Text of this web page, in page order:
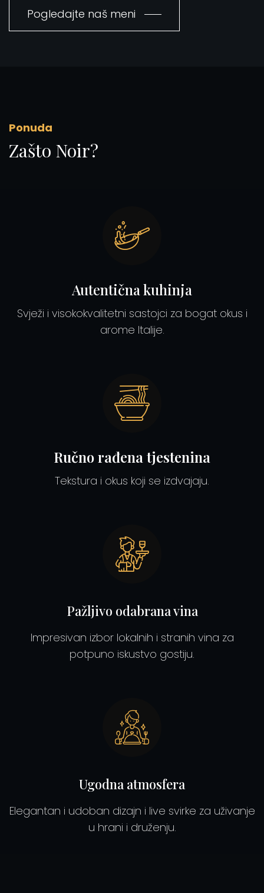
Pogledajte naš meni
Ponuda
Zašto Noir?
Autentična kuhinja
Svježi i visokokvalitetni sastojci za bogat okus i
arome Italije.
Ručno rađena tjestenina
Tekstura i okus koji se izdvajaju.
Pažljivo odabrana vina
Impresivan izbor lokalnih i stranih vina za
potpuno iskustvo gostiju.
Ugodna atmosfera
Elegantan i udoban dizajn i live svirke za uživanje
u hrani i druženju.